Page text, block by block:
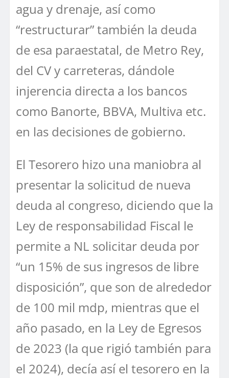
agua y drenaje, así como
“restructurar” también la deuda
de esa paraestatal, de Metro Rey,
del CV y carreteras, dándole
injerencia directa a los bancos
como Banorte, BBVA, Multiva etc.
en las decisiones de gobierno.
El Tesorero hizo una maniobra al
presentar la solicitud de nueva
deuda al congreso, diciendo que la
Ley de responsabilidad Fiscal le
permite a NL solicitar deuda por
“un 15% de sus ingresos de libre
disposición”, que son de alrededor
de 100 mil mdp, mientras que el
año pasado, en la Ley de Egresos
de 2023 (la que rigió también para
el 2024), decía así el tesorero en la